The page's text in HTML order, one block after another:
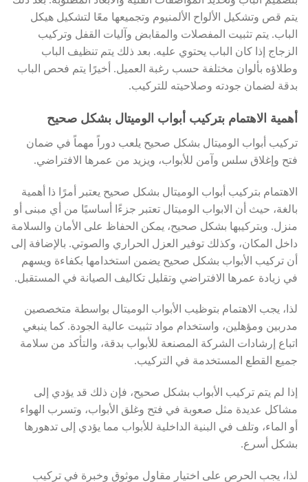
يتم قص وتشكيل الألواح الألمنيوم وتجميعها معًا لتشكيل هيكل
الباب. يتم تثبيت المفصلات والمقابض وآليات القفل وتركيب
الزجاج إذا كان الباب يحتوي عليه. بعد ذلك يتم تنظيف الباب
وطلاؤه بألوان مختلفة حسب رغبة العميل. أخيرًا يتم فحص الباب
بدقة لضمان جودته وصلاحيته للتركيب.
أهمية الاهتمام بتركيب أبواب الوميتال بشكل صحيح
تركيب أبواب الوميتال بشكل صحيح يلعب دوراً مهماً في ضمان
فتح وإغلاق سلس وآمن للأبواب، ويزيد من عمرها الافتراضي.
الاهتمام بتركيب أبواب الوميتال بشكل صحيح يعتبر أمرًا ذا أهمية
بالغة، حيث أن الابواب الوميتال تعتبر جزءًا أساسيًا من أي مبنى أو
منزل. وبتركيبها بشكل صحيح، يمكن الحفاظ على الأمان والسلامة
داخل المكان، وكذلك توفير العزل الحراري والصوتي. بالإضافة إلى
أن تركيب الأبواب بشكل صحيح يضمن استخدامها بكفاءة ويسهم
في زيادة عمرها الافتراضي وتقليل تكاليف الصيانة في المستقبل.
لذا، يجب الاهتمام بتوظيب الأبواب الوميتال بواسطة متخصصين
مدربين ومؤهلين، واستخدام مواد تثبيت عالية الجودة. كما ينبغي
اتباع إرشادات الشركة المصنعة للأبواب بدقة، والتأكد من سلامة
جميع القطع المستخدمة في التركيب.
إذا لم يتم تركيب الأبواب بشكل صحيح، فإن ذلك قد يؤدي إلى
مشاكل عديدة مثل صعوبة في فتح وغلق الأبواب، وتسرب الهواء
أو الماء، وتلف في البنية الداخلية للأبواب مما يؤدي إلى تدهورها
بشكل أسرع.
لذا، يجب الحرص على اختيار مقاول موثوق وخبرة في تركيب